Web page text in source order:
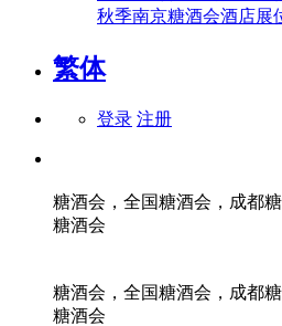
秋季南京糖酒会酒店展
繁体
登录 注册
糖酒会，全国糖酒会，成都
糖酒会
糖酒会，全国糖酒会，成都
糖酒会